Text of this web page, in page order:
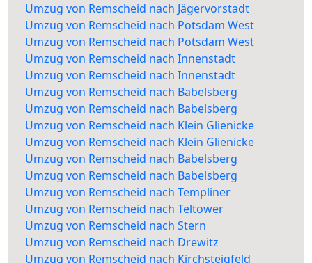
Umzug von Remscheid nach Jägervorstadt
Umzug von Remscheid nach Potsdam West
Umzug von Remscheid nach Potsdam West
Umzug von Remscheid nach Innenstadt
Umzug von Remscheid nach Innenstadt
Umzug von Remscheid nach Babelsberg
Umzug von Remscheid nach Babelsberg
Umzug von Remscheid nach Klein Glienicke
Umzug von Remscheid nach Klein Glienicke
Umzug von Remscheid nach Babelsberg
Umzug von Remscheid nach Babelsberg
Umzug von Remscheid nach Templiner
Umzug von Remscheid nach Teltower
Umzug von Remscheid nach Stern
Umzug von Remscheid nach Drewitz
Umzug von Remscheid nach Kirchsteigfeld